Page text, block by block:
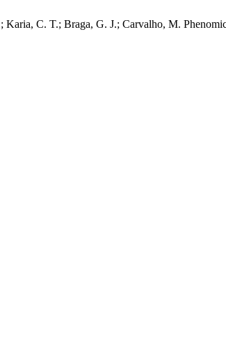
C. T.; Braga, G. J.; Carvalho, M.